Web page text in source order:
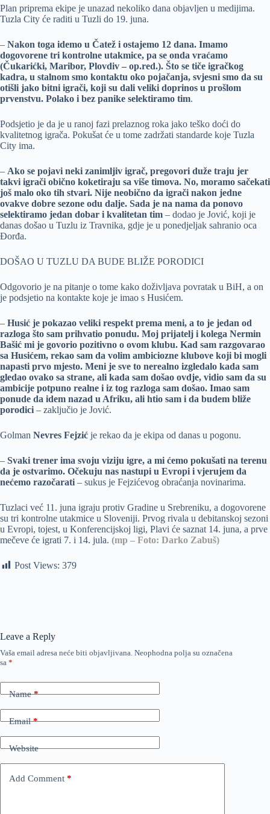
Plan priprema ekipe je unazad nekoliko dana objavljen u medijima.
Tuzla City će raditi u Tuzli do 19. juna.
– Nakon toga idemo u Čatež i ostajemo 12 dana. Imamo
dogovorene tri kontrolne utakmice, pa se onda vraćamo
(Čukarićki, Maribor, Plovdiv – op.red.). Što se tiče igračkog
kadra, u stalnom smo kontaktu oko pojačanja, svjesni smo da su
otišli jako bitni igrači, koji su dali veliki doprinos u prošlom
prvenstvu. Polako i bez panike selektiramo tim.
Podsjetio je da je u ranoj fazi prelaznog roka jako teško doći do
kvalitetnog igrača. Pokušat će u tome zadržati standarde koje Tuzla
City ima.
– Ako se pojavi neki zanimljiv igrač, pregovori duže traju jer
takvi igrači obično koketiraju sa više timova. No, moramo sačekati
još malo oko tih stvari. Nije neobično da igrači nakon jedne
ovakve dobre sezone odu dalje. Sada je na nama da ponovo
selektiramo jedan dobar i kvalitetan tim – dodao je Jović, koji je
danas došao u Tuzlu iz Travnika, gdje je u ponedjeljak sahranio oca
Đorđa.
DOŠAO U TUZLU DA BUDE BLIŽE PORODICI
Odgovorio je na pitanje o tome kako doživljava povratak u BiH, a on
je podsjetio na kontakte koje je imao s Husićem.
– Husić je pokazao veliki respekt prema meni, a to je jedan od
razloga što sam prihvatio ponudu. Moj prijatelj i kolega Nermin
Bašić mi je govorio pozitivno o ovom klubu. Kad sam razgovarao
sa Husićem, rekao sam da volim ambiciozne klubove koji bi mogli
napasti prvo mjesto. Meni je sve to nerealno izgledalo kada sam
gledao ovako sa strane, ali kada sam došao ovdje, vidio sam da su
ambicije potpuno realne i iz tog razloga sam došao. Imao sam
ponude da idem nazad u Afriku, ali htio sam i da budem bliže
porodici – zaključio je Jović.
Golman Nevres Fejzić je rekao da je ekipa od danas u pogonu.
– Svaki trener ima svoju viziju igre, a mi ćemo pokušati na terenu
da je ostvarimo. Očekuju nas nastupi u Evropi i vjerujem da
nećemo razočarati – sukus je Fejzićevog obraćanja novinarima.
Tuzlaci već 11. juna igraju protiv Gradine u Srebreniku, a dogovorene
su tri kontrolne utakmice u Sloveniji. Prvog rivala u debitanskoj sezoni
u Evropi, tojest, u Konferencijskoj ligi, Plavi će saznat 14. juna, a prve
mečeve će igrati 7. i 14. jula. (mp – Foto: Darko Zabuš)
Post Views: 379
Leave a Reply
Vaša email adresa neće biti objavljivana. Neophodna polja su označena
sa *
Name*
Email*
Website
Add Comment *